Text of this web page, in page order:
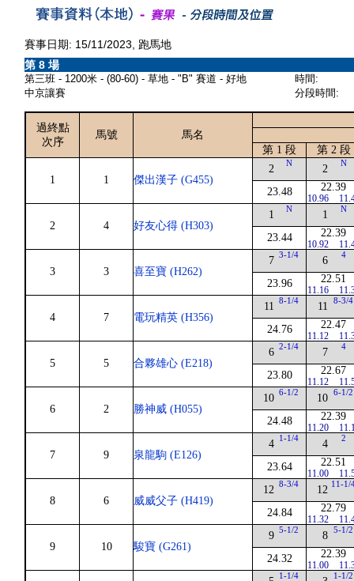
賽事日期: 15/11/2023, 跑馬地
第 8 場
第三班 - 1200米 - (80-60) - 草地 - "B" 賽道 - 好地
中京讓賽
時間:
分段時間:
過終點
次序
馬號
馬名
第 1 段
第 2 段
1 1 傑出漢子 (G455)
2 N
23.48
2 N
22.39
10.96
2 4 好友心得 (H303)
1 N
23.44
1 N
22.39
10.92
3 3 喜至寶 (H262)
7 3-1/4
23.96
6 4
22.51
11.16
4 7 電玩精英 (H356)
11 8-1/4
24.76
11 8-3/4
22.47
11.12
5 5 合夥雄心 (E218)
6 2-1/4
23.80
7 4
22.67
11.12
6 2 勝神威 (H055)
10 6-1/2
24.48
10 6-1/2
22.39
11.20
7 9 泉龍駒 (E126)
4 1-1/4
23.64
4 2
22.51
11.00
8 6 威威父子 (H419)
12 8-3/4
24.84
12 11-1/
22.79
11.32
9 10 駿寶 (G261)
9 5-1/2
24.32
8 5-1/2
22.39
11.00
1-1/4 1-1/2